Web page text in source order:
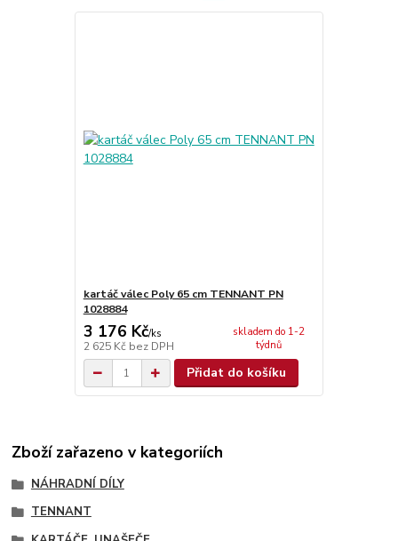
kartáč válec Poly 65 cm TENNANT PN
1028884
3 176 Kč/ks
2 625 Kč bez DPH
skladem do 1-2
týdnů
Přidat do košíku
Zboží zařazeno v kategoriích
NÁHRADNÍ DÍLY
TENNANT